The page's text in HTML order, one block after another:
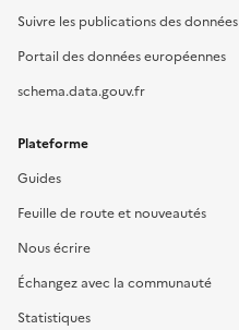
Suivre les publications des données
Portail des données européennes
schema.data.gouv.fr
Plateforme
Guides
Feuille de route et nouveautés
Nous écrire
Échangez avec la communauté
Statistiques